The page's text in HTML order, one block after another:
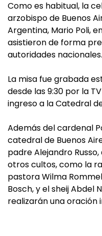
Como es habitual, la
arzobispo de Buenos
Argentina, Mario Poli,
asistieron de forma
autoridades nacionales.
La misa fue grabada
desde las 9:30 por la
ingreso a la Catedral
Además del cardenal
catedral de Buenos
padre Alejandro
otros cultos, como la
pastora Wilma
Bosch, y el sheij Abdel
realizarán una oración